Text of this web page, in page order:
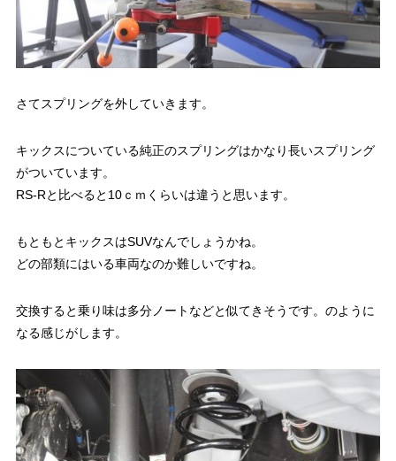
さてスプリングを外していきます。
キックスについている純正のスプリングはかなり長いスプリング
がついています。
RS-Rと比べると10ｃｍくらいは違うと思います。
もともとキックスはSUVなんでしょうかね。
どの部類にはいる車両なのか難しいですね。
交換すると乗り味は多分ノートなどと似てきそうです。のように
なる感じがします。